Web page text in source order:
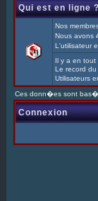
Qui est en ligne
Nos
Nous avons
L'utilisateur
Il y a en tout
Le record
Utilisateurs
Ces donn�es sont
Connexion